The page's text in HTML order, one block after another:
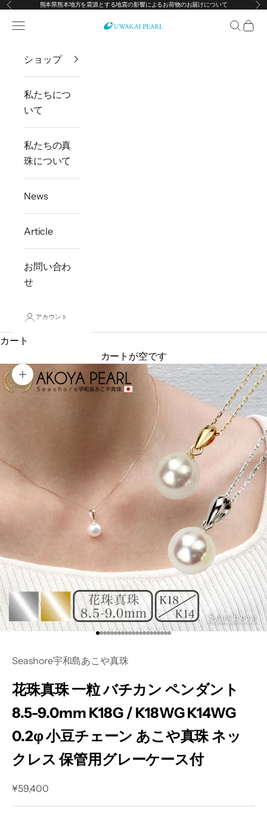
コンテンツへスキップ
前へ 熊本県熊本地方を震源とする地震の影響によるお荷物のお届けについて 次
宇和海真珠
メニューを開く 検索を
カー
ショップ
私たちにつ
いて
私たちの真
珠について
News
Article
お問い合わ
せ
アカウント
カート
カートが空です
ズームイン
I18n Error: Missing interpolation value
I18n Error: Missing interpolation
I18n Error: Missing interpolation
I18n Error: Missing interpolation
I18n Error: Missing interpolation
I18n Error: Missing interpolation
I18n Error: Missing interpolation
I18n Error: Missing interpolation
I18n Error: Missing
I18n Error: Missing
I18n Error: Missing
I18n Error: Missing
I18n Error: Missing
I18n Error: Missing
I18n Error: Missing
I18n Error: Missing
I18n Error: Missing
I18n Error: Missing
I18n Error: Missing
I18n Error: Missing
I18n Error: Missing
Seashore宇和島あこや真珠
花珠真珠 一粒 バチカン ペンダント
8.5-9.0mm K18G / K18WG K14WG
0.2φ 小豆チェーン あこや真珠 ネッ
クレス 保管用グレーケース付
セール価格
¥59,400